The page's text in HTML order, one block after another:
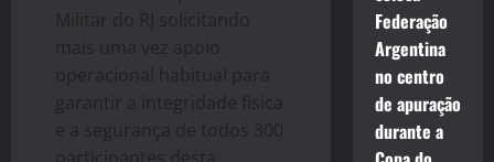
Militar do RJ solicitando
mais uma vez apoio
operacional habitual para
garantir a integridade física
e a segurança de todos 300
Federação
Argentina
no centro
de apuração
durante a